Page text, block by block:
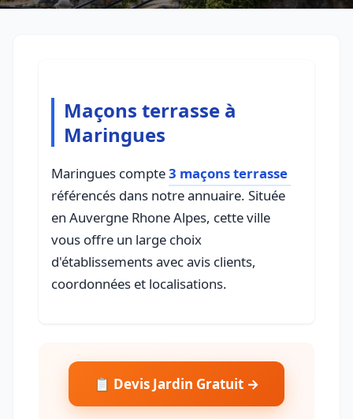
Maçons terrasse à
Maringues
Maringues compte3 maçons terrasse
référencés dans notre annuaire. Située
en Auvergne Rhone Alpes, cette ville
vous offre un large choix
d'établissements avec avis clients,
coordonnées et localisations.
📋 Devis Jardin Gratuit →